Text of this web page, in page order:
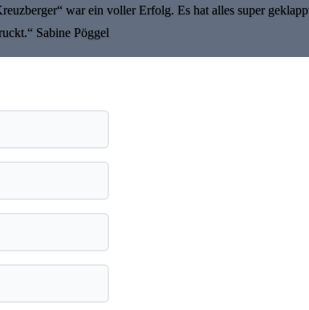
war ein voller Erfolg. Es hat alles super
Sabine Pöggel